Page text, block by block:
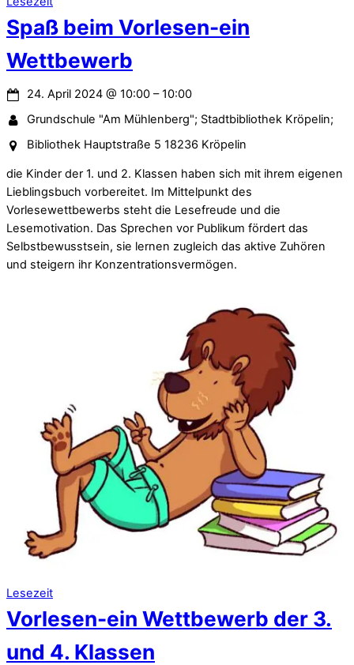
Spaß beim Vorlesen-ein
Wettbewerb
24. April 2024 @10:00 –10:00
Grundschule "Am Mühlenberg"; Stadtbibliothek Kröpelin;
Bibliothek Hauptstraße 5 18236 Kröpelin
die Kinder der 1. und 2. Klassen haben sich mit ihrem eigenen
Lieblingsbuch vorbereitet. Im Mittelpunkt des
Vorlesewettbewerbs steht die Lesefreude und die
Lesemotivation. Das Sprechen vor Publikum fördert das
Selbstbewusstsein, sie lernen zugleich das aktive Zuhören
und steigern ihr Konzentrationsvermögen.
Lesezeit
Vorlesen-ein Wettbewerb der 3.
und 4. Klassen